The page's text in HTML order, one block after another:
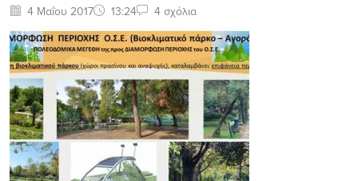
4 Μαΐου 2017 13:24 4 σχόλια